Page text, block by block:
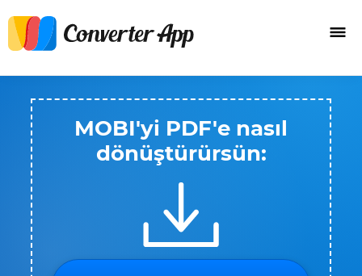
MOBI'yi PDF'e nasıl
dönüştürürsün: